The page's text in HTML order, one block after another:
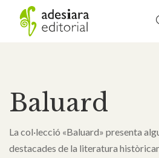
Baluard
La col·lecció «Baluard» presenta
destacades de la literatura